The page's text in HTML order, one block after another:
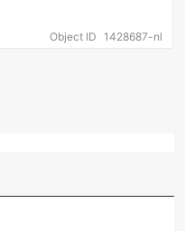
Object ID 1428687-nl